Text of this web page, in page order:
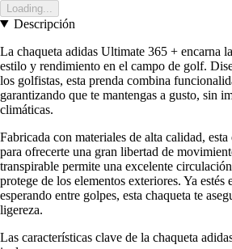
Loading...
Descripción
La chaqueta adidas Ultimate 365 + encarna
estilo y rendimiento en el campo de golf.
los golfistas, esta prenda combina
garantizando que te mantengas a gusto, sin
climáticas.
Fabricada con materiales de alta calidad, esta
para ofrecerte una gran libertad de
transpirable permite una excelente
protege de los elementos exteriores. Ya
esperando entre golpes, esta chaqueta te
ligereza.
Las características clave de la chaqueta